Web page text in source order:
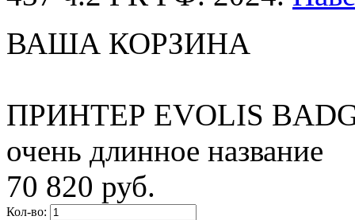
ВАША КОРЗИНА
ПРИНТЕР EVOLIS
очень длинное название
70 820 руб.
Кол-во: